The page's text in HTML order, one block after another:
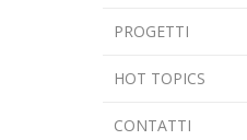
PROGETTI
HOT TOPICS
CONTATTI